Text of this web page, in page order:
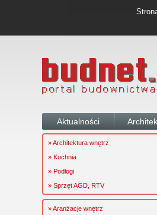
Aktualności
» Architektura wnętrz
» Kuchnia
» Podłogi
» Sprzęt AGD, RTV
» Aranżacje wnętrz